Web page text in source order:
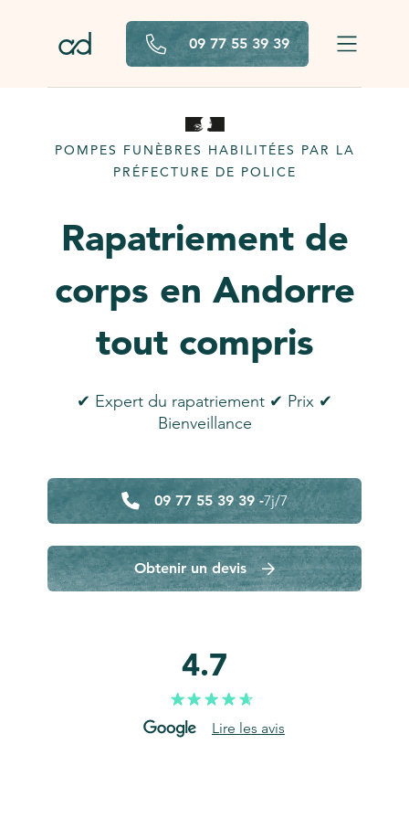
09 77 55 39 39
POMPES FUNÈBRES HABILITÉES PAR LA
PRÉFECTURE DE POLICE
Rapatriement de
corps en Andorre
tout compris
✔ Expert du rapatriement ✔ Prix ✔
Bienveillance
09 77 55 39 39 -7j/7
Obtenir un devis
4.7
Lire les avis